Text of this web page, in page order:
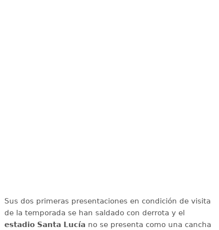
Sus dos primeras presentaciones en condición de visita
de la temporada se han saldado con derrota y el
estadio Santa Lucía no se presenta como una cancha